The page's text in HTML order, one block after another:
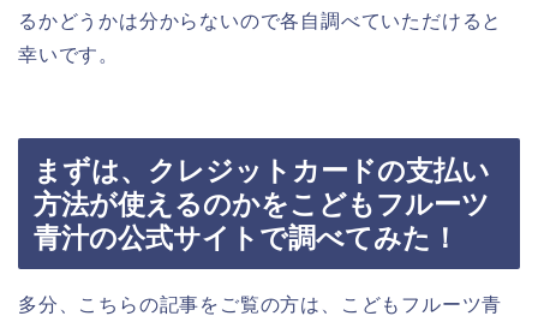
るかどうかは分からないので各自調べていただけると
幸いです。
まずは、クレジットカードの支払い
方法が使えるのかをこどもフルーツ
青汁の公式サイトで調べてみた！
多分、こちらの記事をご覧の方は、こどもフルーツ青